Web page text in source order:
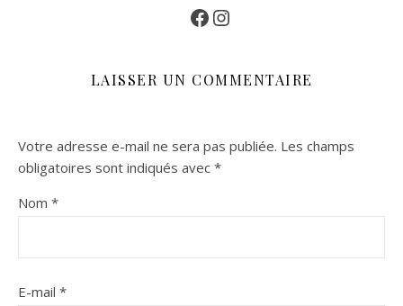
Facebook
Instagram
LAISSER UN COMMENTAIRE
Votre adresse e-mail ne sera pas publiée. Les champs
obligatoires sont indiqués avec *
Nom *
E-mail *